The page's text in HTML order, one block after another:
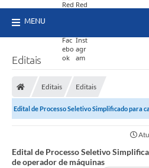
MENU
Editais
Editais Editais
Edital de Processo Seletivo Simplificado para
Edital de Processo Seletivo
de operador de máquinas